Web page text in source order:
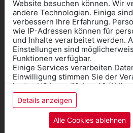
313247000010K
HERRENHOSE
KURZGESTELLT RF
BASIC
€ 79,90
Website besuchen können. Wir
andere Technologien. Einige
verbessern Ihre Erfahrung.
wie IP-Adressen können für
und Inhalte verarbeitet werden.
Einstellungen sind
Funktionen verfügbar.
Einige Services verarbeiten
Einwilligung stimmen Sie der
in den USA gemäß Art. 49 (1) lit.
stuft die USA als Land mit
ein, und es besteht das Risiko,
Daten ohne Klagemöglichkeit
Details anzeigen
Alle Cookies ablehnen
Informationen
Kleidung
für die
benötigen
Online Shop: Klick auf
Kategorie und die richtige
AnprobeVorort im Geschäft: